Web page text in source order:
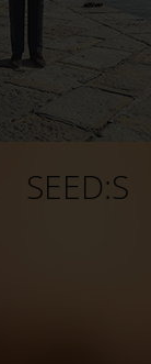
SEED:S